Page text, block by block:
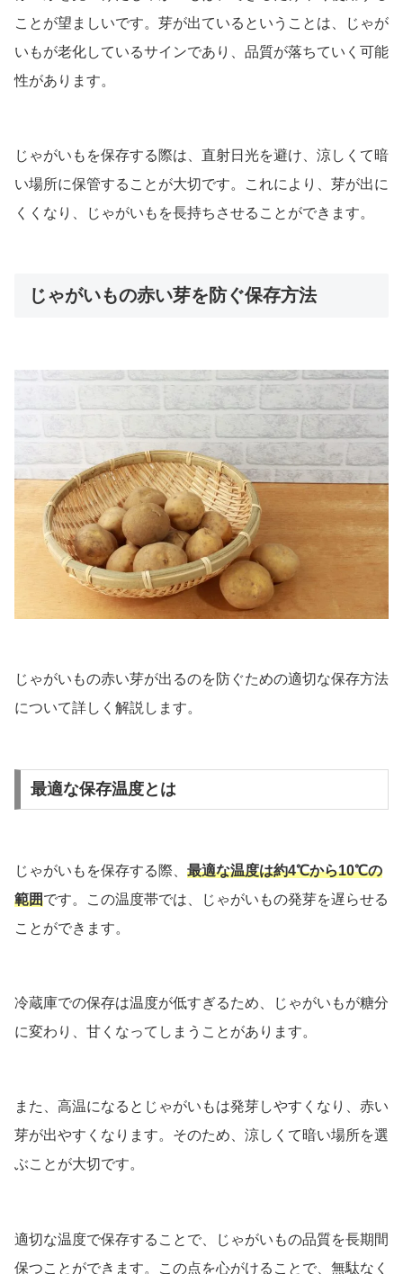
ことが望ましいです。芽が出ているということは、じゃが
いもが老化しているサインであり、品質が落ちていく可能
性があります。
じゃがいもを保存する際は、直射日光を避け、涼しくて暗
い場所に保管することが大切です。これにより、芽が出に
くくなり、じゃがいもを長持ちさせることができます。
じゃがいもの赤い芽を防ぐ保存方法
じゃがいもの赤い芽が出るのを防ぐための適切な保存方法
について詳しく解説します。
最適な保存温度とは
じゃがいもを保存する際、 最適な温度は約4℃から10℃の
範囲です。この温度帯では、じゃがいもの発芽を遅らせる
ことができます。
冷蔵庫での保存は温度が低すぎるため、じゃがいもが糖分
に変わり、甘くなってしまうことがあります。
また、高温になるとじゃがいもは発芽しやすくなり、赤い
芽が出やすくなります。そのため、涼しくて暗い場所を選
ぶことが大切です。
適切な温度で保存することで、じゃがいもの品質を長期間
保つことができます。この点を心がけることで、無駄なく